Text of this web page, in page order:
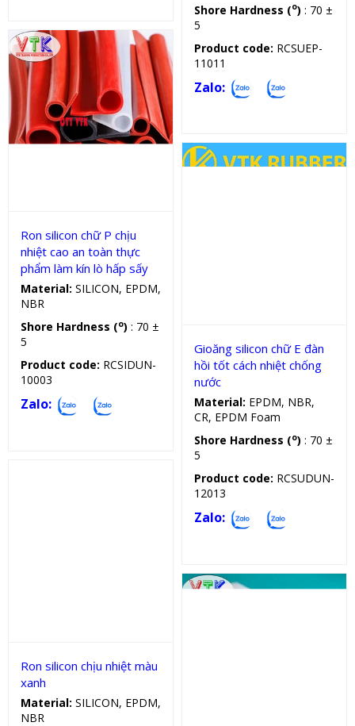
Shore Hardness (o) : 70 ±
5
Product code: RCSUEP-
11011
Zalo:
Ron silicon chữ P chịu
nhiệt cao an toàn thực
phẩm làm kín lò hấp sấy
Material: SILICON, EPDM,
NBR
Shore Hardness (o) : 70 ±
5
Product code: RCSIDUN-
10003
Zalo:
Gioăng silicon chữ E đàn
hồi tốt cách nhiệt chống
nước
Material: EPDM, NBR,
CR, EPDM Foam
Shore Hardness (o) : 70 ±
5
Product code: RCSUDUN-
12013
Zalo:
Ron silicon chịu nhiệt màu
xanh
Material: SILICON, EPDM,
NBR